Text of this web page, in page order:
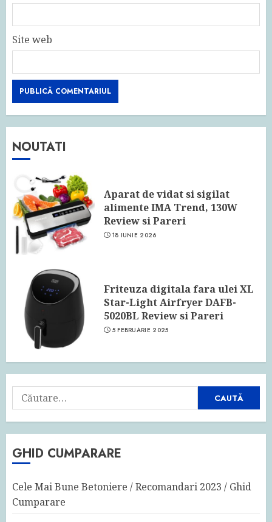
Site web
NOUTATI
Aparat de vidat si sigilat
alimente IMA Trend, 130W
Review si Pareri
18 IUNIE 2026
Friteuza digitala fara ulei XL
Star-Light Airfryer DAFB-
5020BL Review si Pareri
5 FEBRUARIE 2025
Caută
după:
GHID CUMPARARE
Cele Mai Bune Betoniere / Recomandari 2023 / Ghid
Cumparare